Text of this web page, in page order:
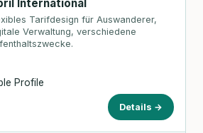
International
Tarifdesign für Auswanderer,
Verwaltung, verschiedene
Profile
Details →